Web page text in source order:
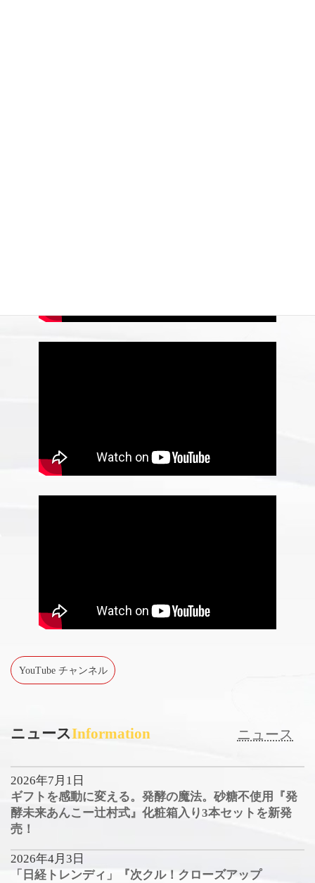
YouTube チャンネル
ニュースInformation ニュース
2026年7月1日
ギフトを感動に変える。発酵の魔法。砂糖不使用『発
酵未来あんこー辻村式』化粧箱入り3本セットを新発
売！
2026年4月3日
「日経トレンディ」『次クル！クローズアップ